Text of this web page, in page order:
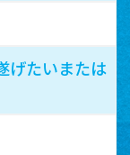
げたいまたは